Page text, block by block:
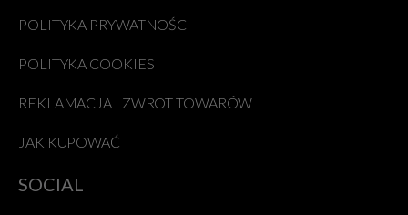
POLITYKA PRYWATNOŚCI
POLITYKA COOKIES
REKLAMACJA I ZWROT TOWARÓW
JAK KUPOWAĆ
SOCIAL